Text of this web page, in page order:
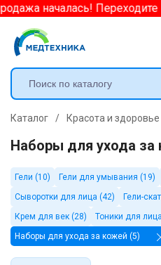
началась!
Каталог / Красота и здоровье
Наборы для ухода за
Гели (10) Гели для умывания (19)
Сыворотки для лица (42)
Гели-
Крем для век (28)
Тоники для
Наборы для ухода за кожей (5)